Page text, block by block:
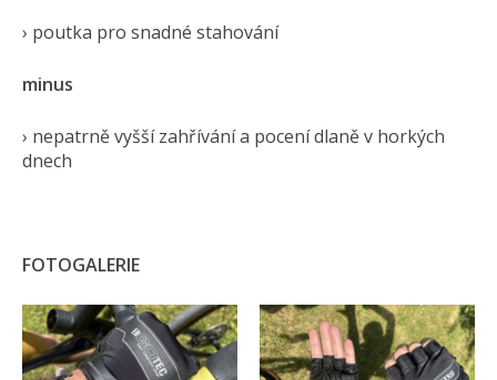
› poutka pro snadné stahování
minus
› nepatrně vyšší zahřívání a pocení dlaně v horkých
dnech
FOTOGALERIE